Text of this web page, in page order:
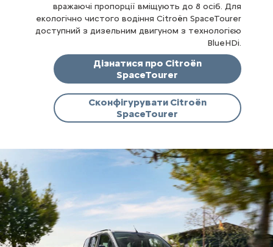
вражаючі пропорції вміщують до 8 осіб. Для
екологічно чистого водіння Citroën SpaceTourer
доступний з дизельним двигуном з технологією
BlueHDi.
Дізнатися про Citroën
SpaceTourer
Сконфігурувати Citroën
SpaceTourer